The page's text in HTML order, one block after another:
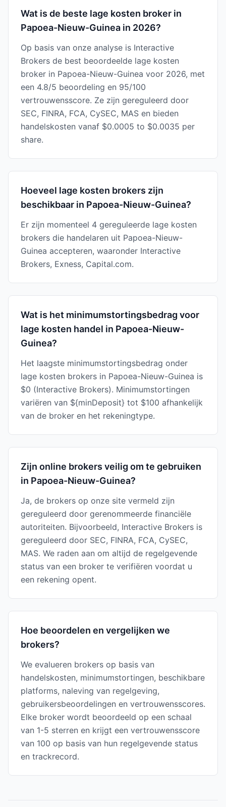
Wat is de beste lage kosten broker in
Papoea-Nieuw-Guinea in 2026?
Op basis van onze analyse is Interactive
Brokers de best beoordeelde lage kosten
broker in Papoea-Nieuw-Guinea voor 2026, met
een 4.8/5 beoordeling en 95/100
vertrouwensscore. Ze zijn gereguleerd door
SEC, FINRA, FCA, CySEC, MAS en bieden
handelskosten vanaf $0.0005 to $0.0035 per
share.
Hoeveel lage kosten brokers zijn
beschikbaar in Papoea-Nieuw-Guinea?
Er zijn momenteel 4 gereguleerde lage kosten
brokers die handelaren uit Papoea-Nieuw-
Guinea accepteren, waaronder Interactive
Brokers, Exness, Capital.com.
Wat is het minimumstortingsbedrag voor
lage kosten handel in Papoea-Nieuw-
Guinea?
Het laagste minimumstortingsbedrag onder
lage kosten brokers in Papoea-Nieuw-Guinea is
$0 (Interactive Brokers). Minimumstortingen
variëren van ${minDeposit} tot $100 afhankelijk
van de broker en het rekeningtype.
Zijn online brokers veilig om te gebruiken
in Papoea-Nieuw-Guinea?
Ja, de brokers op onze site vermeld zijn
gereguleerd door gerenommeerde financiële
autoriteiten. Bijvoorbeeld, Interactive Brokers is
gereguleerd door SEC, FINRA, FCA, CySEC,
MAS. We raden aan om altijd de regelgevende
status van een broker te verifiëren voordat u
een rekening opent.
Hoe beoordelen en vergelijken we
brokers?
We evalueren brokers op basis van
handelskosten, minimumstortingen, beschikbare
platforms, naleving van regelgeving,
gebruikersbeoordelingen en vertrouwensscores.
Elke broker wordt beoordeeld op een schaal
van 1-5 sterren en krijgt een vertrouwensscore
van 100 op basis van hun regelgevende status
en trackrecord.